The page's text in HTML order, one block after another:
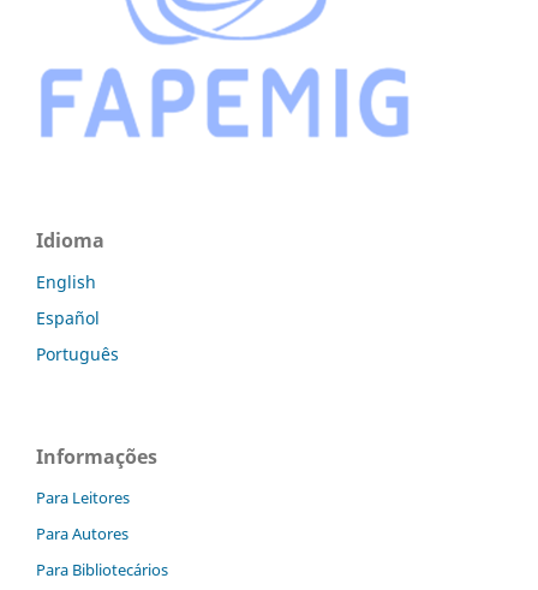
Idioma
English
Español
Português
Informações
Para Leitores
Para Autores
Para Bibliotecários